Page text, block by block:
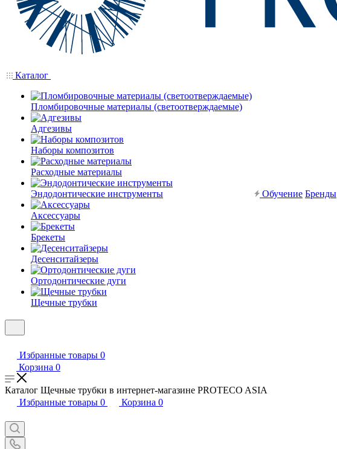
Каталог
Пломбировочные материалы (светоотверждаемые)
Адгезивы
Наборы композитов
Расходные материалы
Эндодонтические инструменты
Аксессуары
Брекеты
Десенситайзеры
Ортодонтические дуги
Щечные трубки
Обучение Бренды
Избранные товары 0
Корзина 0
Каталог Щечные трубки в интернет-магазине PROTECO ASIA
Избранные товары 0 Корзина 0